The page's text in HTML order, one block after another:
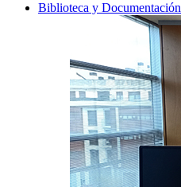
Biblioteca y Documentación